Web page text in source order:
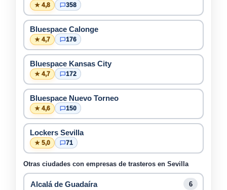
★ 4,8 358
Bluespace Calonge
★ 4,7 176
Bluespace Kansas City
★ 4,7 172
Bluespace Nuevo Torneo
★ 4,6 150
Lockers Sevilla
★ 5,0 71
Otras ciudades con empresas de trasteros en Sevilla
Alcalá de Guadaíra 6